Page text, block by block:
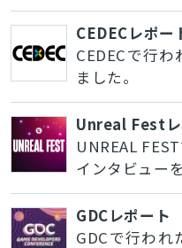
CEDECレポー
CEDECで行
ました。
Unreal Festレ
UNREAL
インタビュー
GDCレポート
GDCで行われ